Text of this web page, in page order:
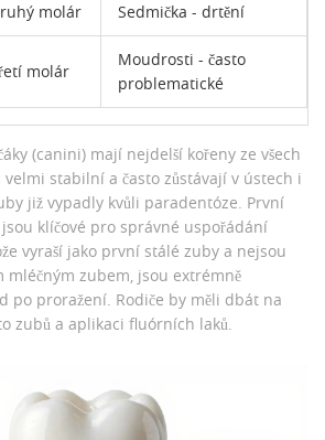
molár Sedmička - drtění
molár
Moudrosti - často
problematické
(canini) mají nejdelší kořeny ze všech
stabilní a často zůstávají v ústech i
již vypadly kvůli paradentóze. První
jsou klíčové pro správné uspořádání
vyraší jako první stálé zuby a nejsou
mléčným zubem, jsou extrémně
po proražení. Rodiče by měli dbát na
zubů a aplikaci fluórních laků.